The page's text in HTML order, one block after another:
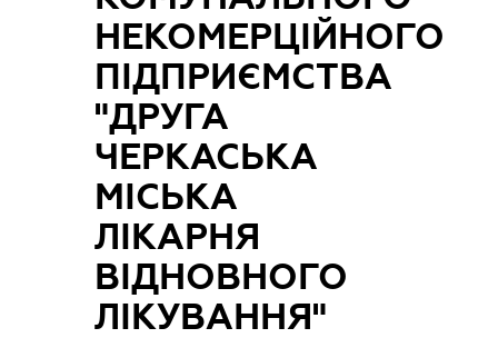
НЕКОМЕРЦІЙНОГО
ПІДПРИЄМСТВА
"ДРУГА
ЧЕРКАСЬКА
МІСЬКА
ЛІКАРНЯ
ВІДНОВНОГО
ЛІКУВАННЯ"